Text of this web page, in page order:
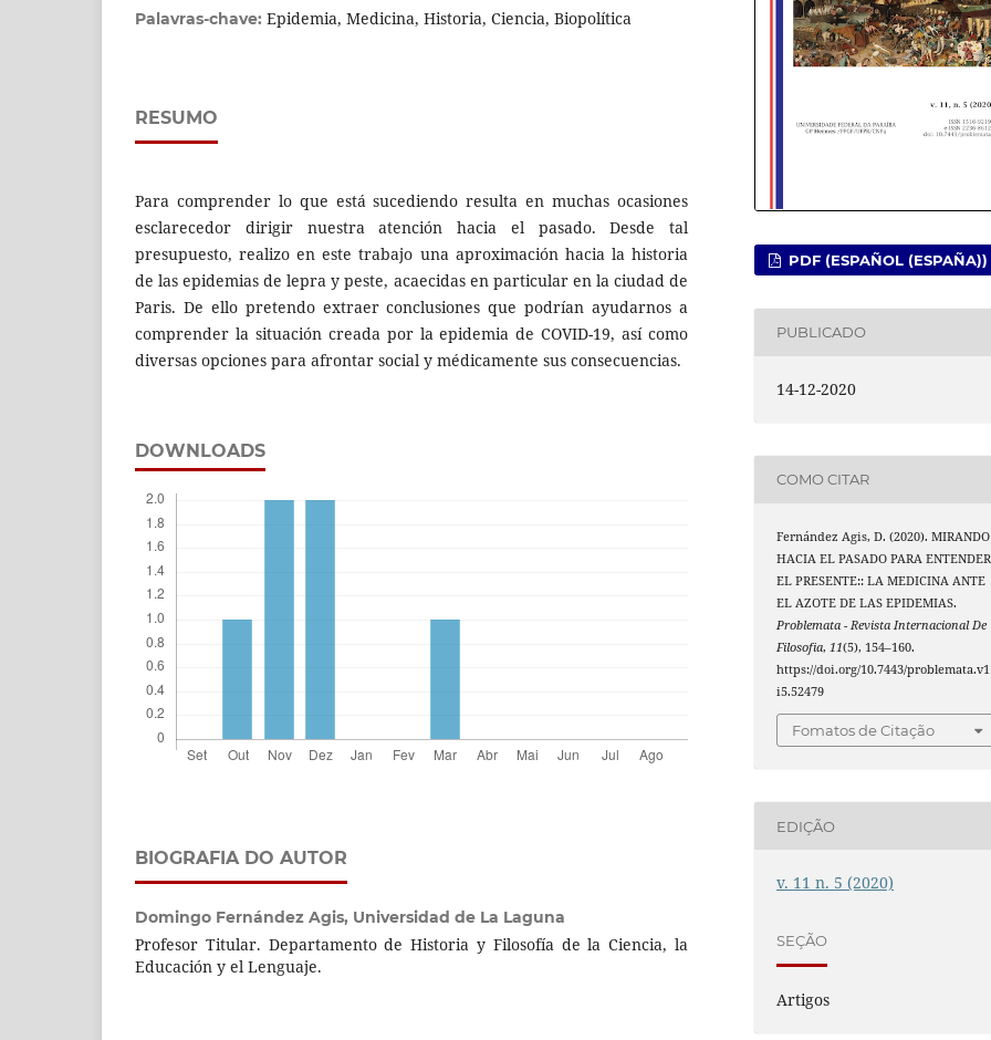
Palavras-chave: Epidemia, Medicina, Historia, Ciencia, Biopolítica
RESUMO
Para comprender lo que está sucediendo resulta en muchas ocasiones
esclarecedor dirigir nuestra atención hacia el pasado. Desde tal
presupuesto, realizo en este trabajo una aproximación hacia la historia
de las epidemias de lepra y peste, acaecidas en particular en la ciudad de
Paris. De ello pretendo extraer conclusiones que podrían ayudarnos a
comprender la situación creada por la epidemia de COVID-19, así como
diversas opciones para afrontar social y médicamente sus consecuencias.
DOWNLOADS
BIOGRAFIA DO AUTOR
Domingo Fernández Agis, Universidad de La Laguna
Profesor Titular. Departamento de Historia y Filosofía de la Ciencia, la
Educación y el Lenguaje.
PDF (ESPAÑOL (ESPAÑA))
PUBLICADO
14-12-2020
COMO CITAR
Fernández Agis, D. (2020). MIRANDO
HACIA EL PASADO PARA ENTENDER
EL PRESENTE:: LA MEDICINA ANTE
EL AZOTE DE LAS EPIDEMIAS.
Problemata - Revista Internacional De
Filosofia, 11(5), 154–160.
https://doi.org/10.7443/
i5.52479
Fomatos de Citação
EDIÇÃO
v. 11 n. 5 (2020)
SEÇÃO
Artigos